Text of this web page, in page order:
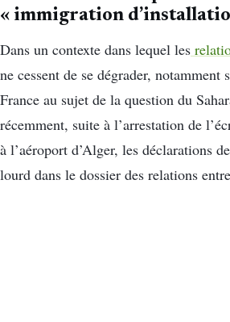
« immigration
Dans un contexte dans lequel les
ne cessent de se dégrader,
France au sujet de la question du
récemment, suite à l’arrestation de
à l’aéroport d’Alger, les déclarations
lourd dans le dossier des relations